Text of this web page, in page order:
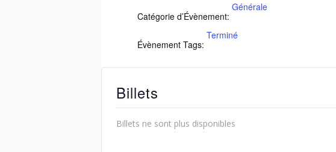
Catégorie d’Évènement:
Générale
Évènement Tags:
Terminé
Billets
Billets ne sont plus disponibles